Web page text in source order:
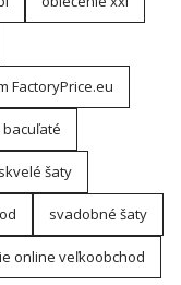
FactoryPrice.eu
skvelé šaty
svadobné šaty
online veľkoobchod